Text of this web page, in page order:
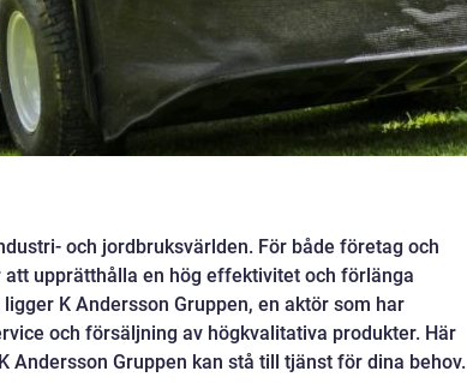
och jordbruksvärlden. För både företag och
upprätthålla en hög effektivitet och förlänga
K Andersson Gruppen, en aktör som har
och försäljning av högkvalitativa produkter. Här
Andersson Gruppen kan stå till tjänst för dina behov.